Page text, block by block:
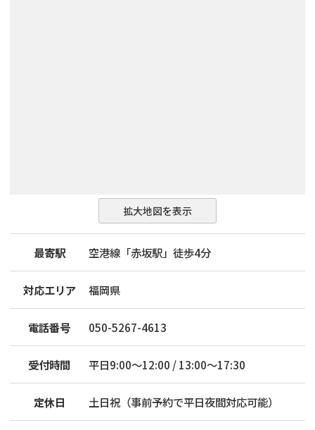
拡大地図を表示
最寄駅 空港線「赤坂駅」徒歩4分
対応エリア 福岡県
電話番号 050-5267-4613
受付時間 平日9:00～12:00 / 13:00～17:30
定休日 土日祝（事前予約で平日夜間対応可能）